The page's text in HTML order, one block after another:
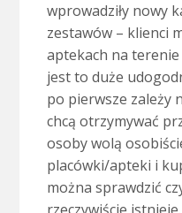
wprowadziły nowy
zestawów – klienci
aptekach na terenie
jest to duże
po pierwsze zależy
chcą otrzymywać
osoby wolą
placówki/apteki i
można sprawdzić